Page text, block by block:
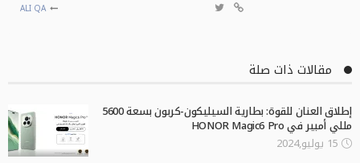
ALI QA
مقالات ذات صلة
إطلاق العنان للقوة: بطارية السيليكون-كربون بسعة 5600
مللي أمبير في HONOR Magic6 Pro
15 يوليو,2024